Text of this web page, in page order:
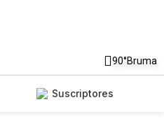
90°Bruma
Suscriptores